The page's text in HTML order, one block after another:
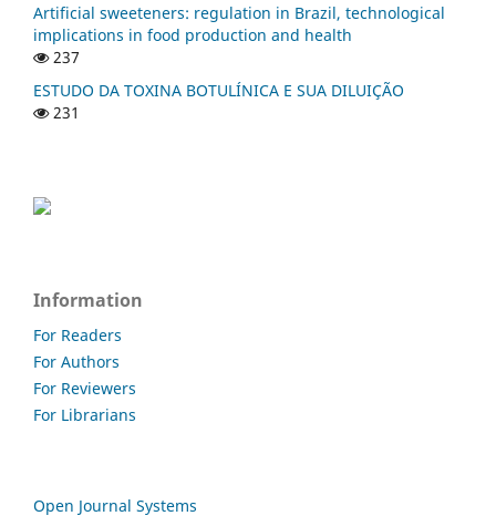
Artificial sweeteners: regulation in Brazil, technological
implications in food production and health
237
ESTUDO DA TOXINA BOTULÍNICA E SUA DILUIÇÃO
231
Information
For Readers
For Authors
For Reviewers
For Librarians
Open Journal Systems